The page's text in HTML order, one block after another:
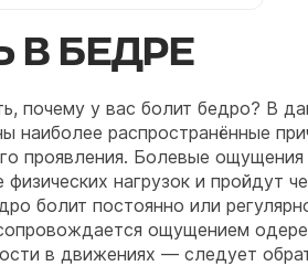
В БЕДРЕ
почему у вас болит бедро? В
наиболее распространённые
проявления. Болевые ощущения
физических нагрузок и пройдут
болит постоянно или
ощущением
в движениях — следует